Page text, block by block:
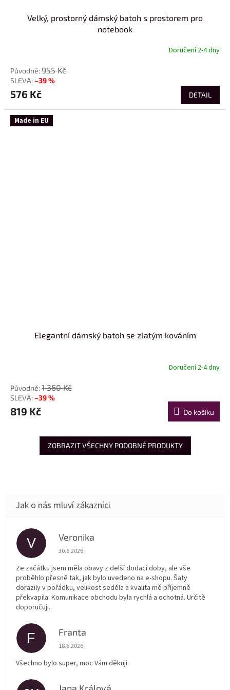
Velký, prostorný dámský batoh s prostorem pro
notebook
Doručení 2-4 dny
955 Kč
–39 %
576 Kč DETAIL
Made in EU
Elegantní dámský batoh se zlatým kováním
Doručení 2-4 dny
1 360 Kč
–39 %
819 Kč Do košíku
ZOBRAZIT VŠECHNY PODOBNÉ PRODUKTY
V Veronika
Hodnocení obchodu je 5 z 5 hvězdiček.
30.6.2026
Ze začátku jsem měla obavy z delší dodací doby, ale vše
proběhlo přesně tak, jak bylo uvedeno na e-shopu. Šaty
dorazily v pořádku, velikost seděla a kvalita mě příjemně
překvapila. Komunikace obchodu byla rychlá a ochotná. Určitě
doporučuji.
F Franta
Hodnocení obchodu je 5 z 5 hvězdiček.
18.6.2026
Všechno bylo super, moc Vám děkuji.